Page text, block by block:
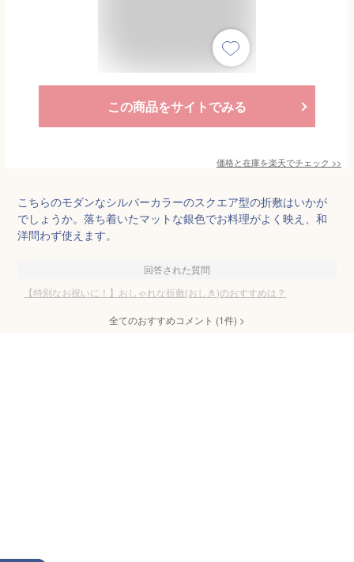
この商品をサイトでみる
価格と在庫を楽天でチェック >>
こちらのモダンなシルバーカラーのスクエア型の折敷はいかが
でしょうか。落ち着いたマットな銀色でお料理がよく映え、和
洋問わず使えます。
回答された質問
【特別なお祝いに！】おしゃれな折敷(おしき)のおすすめは？
全てのおすすめコメント (1件) >